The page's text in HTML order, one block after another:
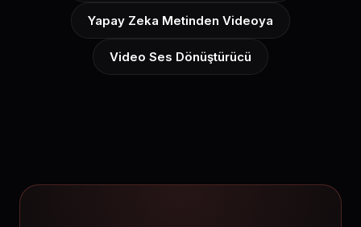
Yapay Zeka Metinden Videoya
Video Ses Dönüştürücü